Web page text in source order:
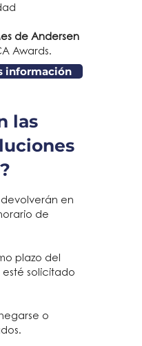
de Andersen
Awards.
información
las
en
de
plazo del
solicitado
o